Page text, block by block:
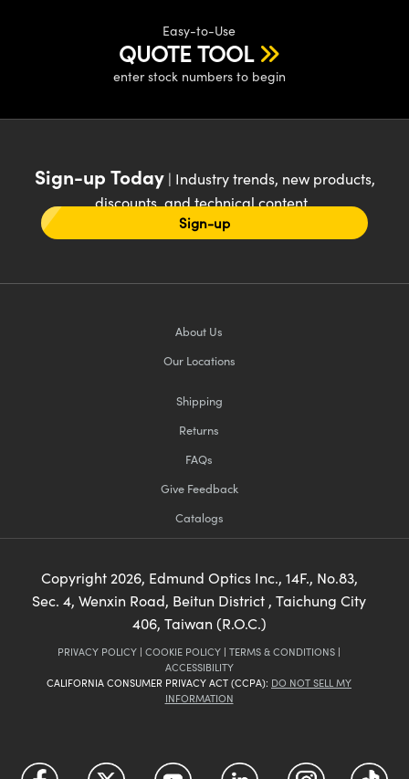
Easy-to-Use
QUOTE TOOL
enter stock numbers to begin
Sign-up Today| Industry trends, new products,
discounts, and technical content
Sign-up
About Us
Our Locations
Shipping
Returns
FAQs
Give Feedback
Catalogs
Copyright 2026, Edmund Optics Inc., 14F., No.83,
Sec. 4, Wenxin Road, Beitun District , Taichung City
406, Taiwan (R.O.C.)
PRIVACY POLICY | COOKIE POLICY | TERMS & CONDITIONS |
ACCESSIBILITY
CALIFORNIA CONSUMER PRIVACY ACT (CCPA): DO NOT SELL MY
INFORMATION